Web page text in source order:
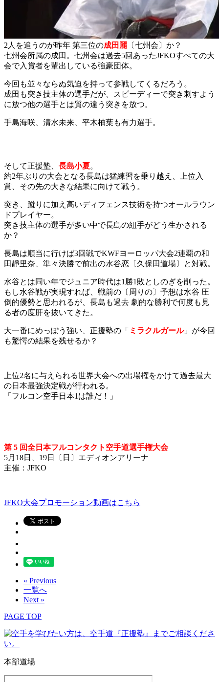
2人を追うのが昨年 第三位の成田麗 〔七州会〕か？
七州会所属の成田。七州会は過去5回あったJFKOすべての大
会で入賞者を輩出している強豪団体。
今回も並々ならぬ気迫を持って参戦してくるだろう。
成田も突き技主体の選手だが、スピーディーで突き刺すよう
に放つ他の選手とは質の違う突きを放つ。
手島海咲、清水未来、平木柚葉も有力選手。
そして正援塾、 長島小夏。
約2年ぶりの大会となる長島は猛練習を乗り越え、上位入
賞、その先の大きな結果に向けて戦う。
突き、蹴りに加え高いディフェンス技術を持つオールラウン
ドプレイヤー。
突き技主体の選手が多い中で長島の組手がどう生かされる
か？
長島は順当に行けば3回戦でKWFヨーロッパ大会2連覇の和
田靜里奈、準々決勝で前出の水谷恋〔久保田道場〕と対戦。
水谷とは同い年でジュニア時代は1勝1敗としのぎを削った。
もし水谷戦が実現すれば、戦前の〔周りの〕予想は水谷 圧
倒的優勢と思われるが、長島も過去 劇的な勝利で何度も見
る者の度肝を抜いてきた。
大一番にめっぽう強い、正援塾の「 ミラクルガール」が今回
も驚愕の結果を残せるか？
上位2名に与えられる世界大会への出場権をかけて過去最大
の日本最強決定戦が行われる。
「フルコン空手日本1は誰だ！」
第 5 回全日本フルコンタクト空手道選手権大会
5月18日、19日〔日〕エディオンアリーナ
主催：JFKO
JFKO大会プロモーション動画はこちら
« Previous
一覧へ
Next »
PAGE TOP
本部道場